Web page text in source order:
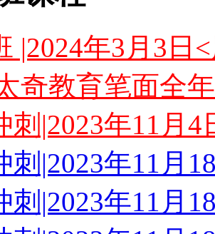
|2024年3月3日
奇教育笔面全
刺|2023年11月
刺|2023年11月
刺|2023年11月